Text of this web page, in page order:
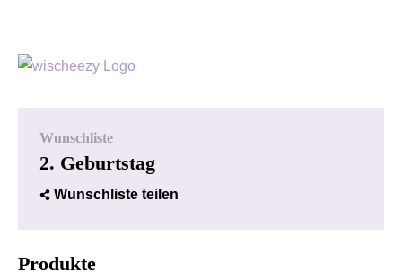
Wunschliste
2. Geburtstag
Wunschliste teilen
Produkte